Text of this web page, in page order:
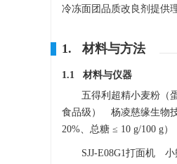
冷冻面团品质改良剂提供
1. 材料与方法
1.1 材料与仪器
五得利超精小麦粉（
食品级） 杨凌慈缘生物
20%、总糖 ≤ 10 g/100 g
SJJ-E08G1打面机